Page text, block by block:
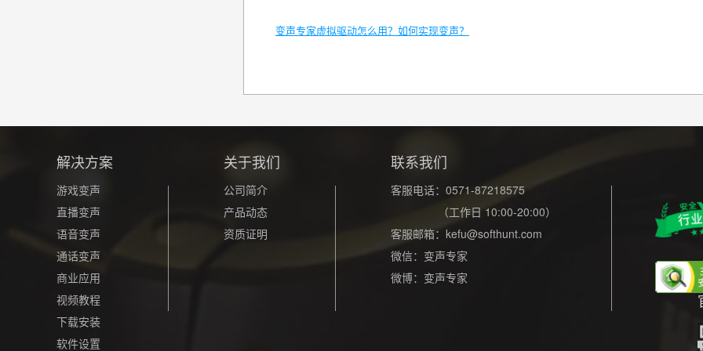
变声专家虚拟驱动怎么用？如何实现变声？
解决方案
游戏变声
直播变声
语音变声
通话变声
商业应用
视频教程
下载安装
软件设置
关于我们
公司简介
产品动态
资质证明
联系我们
客服电话：0571-87218575
（工作日 10:00-20:00）
客服邮箱： kefu@softhunt.com
微信：变声专家
微博：变声专家